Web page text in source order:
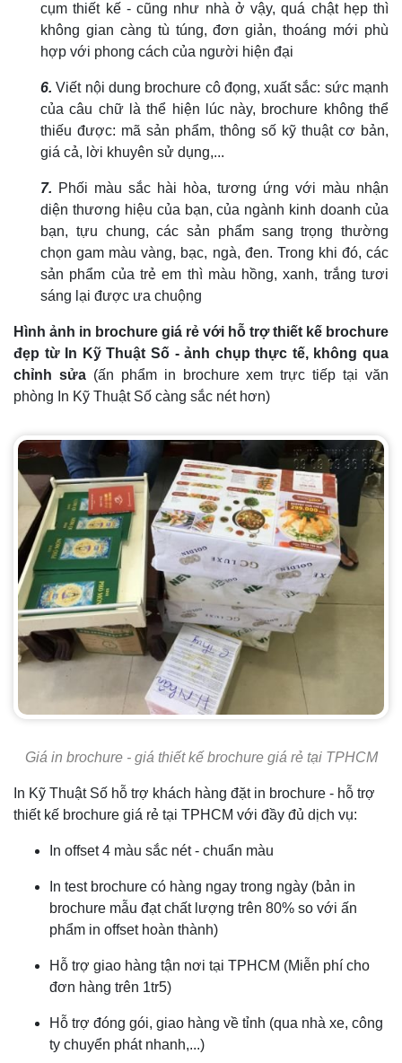
cụm thiết kế - cũng như nhà ở vậy, quá chật hẹp thì
không gian càng tù túng, đơn giản, thoáng mới phù
hợp với phong cách của người hiện đại
6. Viết nội dung brochure cô đọng, xuất sắc: sức mạnh
của câu chữ là thể hiện lúc này, brochure không thể
thiếu được: mã sản phẩm, thông số kỹ thuật cơ bản,
giá cả, lời khuyên sử dụng,...
7. Phối màu sắc hài hòa, tương ứng với màu nhận
diện thương hiệu của bạn, của ngành kinh doanh của
bạn, tựu chung, các sản phẩm sang trọng thường
chọn gam màu vàng, bạc, ngà, đen. Trong khi đó, các
sản phẩm của trẻ em thì màu hồng, xanh, trắng tươi
sáng lại được ưa chuộng
Hình ảnh in brochure giá rẻ với hỗ trợ thiết kế brochure
đẹp từ In Kỹ Thuật Số - ảnh chụp thực tế, không qua
chỉnh sửa(ấn phẩm in brochure xem trực tiếp tại văn
phòng In Kỹ Thuật Số càng sắc nét hơn)
Giá in brochure - giá thiết kế brochure giá rẻ tại TPHCM
In Kỹ Thuật Số hỗ trợ khách hàng đặt in brochure - hỗ trợ
thiết kế brochure giá rẻ tại TPHCM với đầy đủ dịch vụ:
In offset 4 màu sắc nét - chuẩn màu
In test brochure có hàng ngay trong ngày (bản in
brochure mẫu đạt chất lượng trên 80% so với ấn
phẩm in offset hoàn thành)
Hỗ trợ giao hàng tận nơi tại TPHCM (Miễn phí cho
đơn hàng trên 1tr5)
Hỗ trợ đóng gói, giao hàng về tỉnh (qua nhà xe, công
ty chuyển phát nhanh,...)